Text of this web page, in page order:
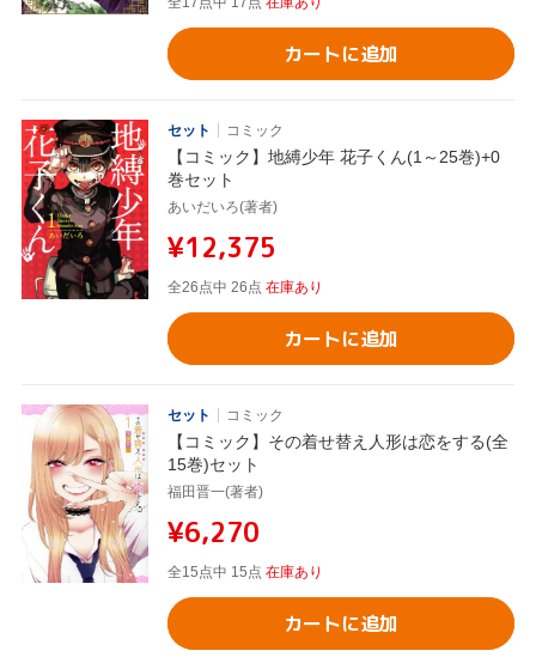
カートに追加
セット コミック
【コミック】地縛少年 花子くん(1～25巻)+0
巻セット
あいだいろ(著者)
¥12,375
全26点中 26点 在庫あり
カートに追加
セット コミック
【コミック】その着せ替え人形は恋をする(全
15巻)セット
福田晋一(著者)
¥6,270
全15点中 15点 在庫あり
カートに追加